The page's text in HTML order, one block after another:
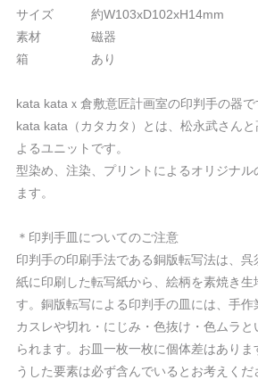
サイズ 約W103xD102xH14mm
素材 磁器
箱 あり
kata kataｘ倉敷意匠計画室の印判手の器で
kata kata（カタカタ）とは、松永武さん
よるユニットです。
型染め、注染、プリントによるオリジナ
ます。
＊印判手皿についてのご注意
印判手の印刷手法である銅版転写法は、
紙に印刷した転写紙から、絵柄を素焼き
す。銅版転写による印判手の皿には、手
カスレや切れ・にじみ・色抜け・色ムラと
られます。お皿一枚一枚に個体差はありま
うした要素は必ず含んでいるとお考えくだ